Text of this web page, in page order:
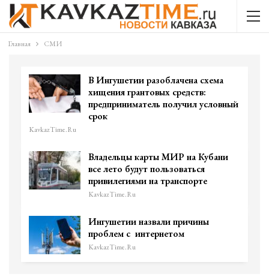
Главная СМИ
В Ингушетии разоблачена схема
хищения грантовых средств:
предприниматель получил условный
срок
KavkazTime.ru
Владельцы карты МИР на Кубани
все лето будут пользоваться
привилегиями на транспорте
KavkazTime.ru
Ингушетии назвали причины
проблем с​ ​ интернетом ​
KavkazTime.ru